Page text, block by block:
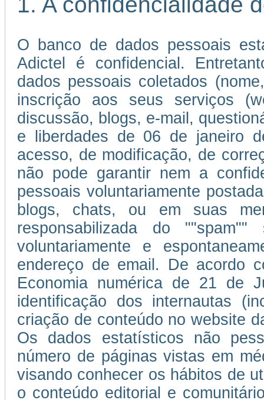
O banco de dados pessoais
Adictel é confidencial.
dados pessoais coletados
inscrição aos seus serviços
discussão, blogs, e-mail,
e liberdades de 06 de janeiro
acesso, de modificação, de
não pode garantir nem a
pessoais voluntariamente
blogs, chats, ou em suas
responsabilizada do
voluntariamente e
endereço de email. De acordo
Economia numérica de 21 de
identificação dos internautas
criação de conteúdo no website
Os dados estatísticos não
número de páginas vistas em
visando conhecer os hábitos de
o conteúdo editorial e